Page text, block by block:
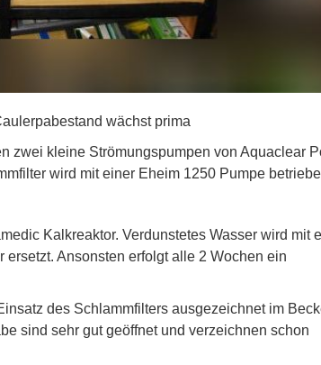
wächst prima
zwei kleine Strömungspumpen von Aquaclear
wird mit einer Eheim 1250 Pumpe
Kalkreaktor. Verdunstetes Wasser wird mit
Ansonsten erfolgt alle 2 Wochen ein
des Schlammfilters ausgezeichnet im
sind sehr gut geöffnet und verzeichnen schon